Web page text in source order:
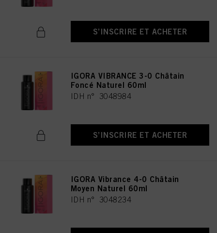
S’INSCRIRE ET ACHETER
IGORA VIBRANCE 3-0 Châtain
Foncé Naturel 60ml
IDH n° 3048984
S’INSCRIRE ET ACHETER
IGORA Vibrance 4-0 Châtain
Moyen Naturel 60ml
IDH n° 3048234